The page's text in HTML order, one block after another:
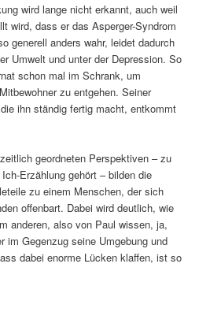
wird lange nicht erkannt, auch weil
wird, dass er das Asperger-Syndrom
generell anders wahr, leidet dadurch
Umwelt und unter der Depression. So
schon mal im Schrank, um
zu entgehen. Seiner
ihn ständig fertig macht, entkommt
geordneten Perspektiven – zu
Erzählung gehört – bilden die
zu einem Menschen, der sich
offenbart. Dabei wird deutlich, wie
anderen, also von Paul wissen, ja,
im Gegenzug seine Umgebung und
dabei enorme Lücken klaffen, ist so